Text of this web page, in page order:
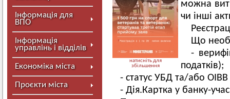
Інформація для
ВПО
Інформація
управлінь і відділів
Економіка міста
Проєкти міста
натисніть для
збільшення
можна
чи інші
Що
-
податків);
- статус УБД та/або
- Дія.Картка у банку-